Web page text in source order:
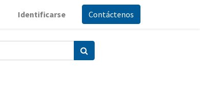
Identificarse Contáctenos